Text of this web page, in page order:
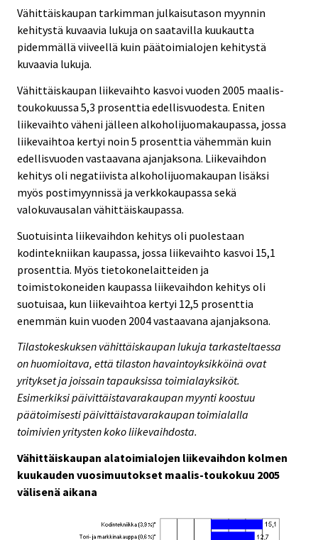
Vähittäiskaupan tarkimman julkaisutason myynnin
kehitystä kuvaavia lukuja on saatavilla kuukautta
pidemmällä viiveellä kuin päätoimialojen kehitystä
kuvaavia lukuja.
Vähittäiskaupan liikevaihto kasvoi vuoden 2005 maalis-
toukokuussa 5,3 prosenttia edellisvuodesta. Eniten
liikevaihto väheni jälleen alkoholijuomakaupassa, jossa
liikevaihtoa kertyi noin 5 prosenttia vähemmän kuin
edellisvuoden vastaavana ajanjaksona. Liikevaihdon
kehitys oli negatiivista alkoholijuomakaupan lisäksi
myös postimyynnissä ja verkkokaupassa sekä
valokuvausalan vähittäiskaupassa.
Suotuisinta liikevaihdon kehitys oli puolestaan
kodintekniikan kaupassa, jossa liikevaihto kasvoi 15,1
prosenttia. Myös tietokonelaitteiden ja
toimistokoneiden kaupassa liikevaihdon kehitys oli
suotuisaa, kun liikevaihtoa kertyi 12,5 prosenttia
enemmän kuin vuoden 2004 vastaavana ajanjaksona.
Tilastokeskuksen vähittäiskaupan lukuja tarkasteltaessa
on huomioitava, että tilaston havaintoyksikköinä ovat
yritykset ja joissain tapauksissa toimialayksiköt.
Esimerkiksi päivittäistavarakaupan myynti koostuu
päätoimisesti päivittäistavarakaupan toimialalla
toimivien yritysten koko liikevaihdosta.
Vähittäiskaupan alatoimialojen liikevaihdon kolmen
kuukauden vuosimuutokset maalis-toukokuu 2005
välisenä aikana